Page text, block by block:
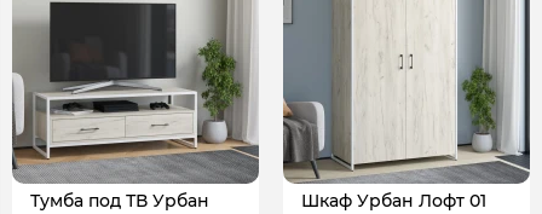
Тумба под ТВ Урбан
Шкаф Урбан Лофт 01